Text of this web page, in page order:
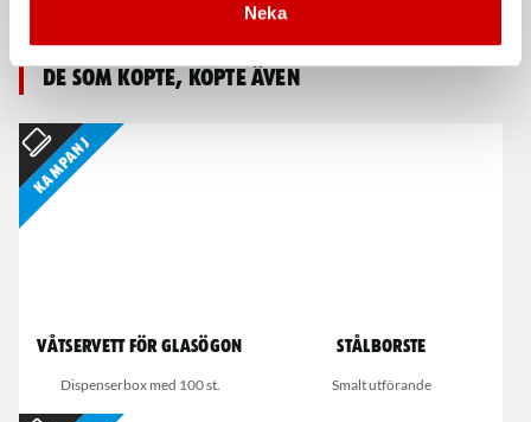
Neka
De som köpte, köpte även
Kampanj
Våtservett för glasögon
Dispenserbox med 100 st.
Stålborste
Smalt utförande